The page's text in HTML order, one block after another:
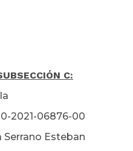
C:
2021-06876-00
Serrano Esteban